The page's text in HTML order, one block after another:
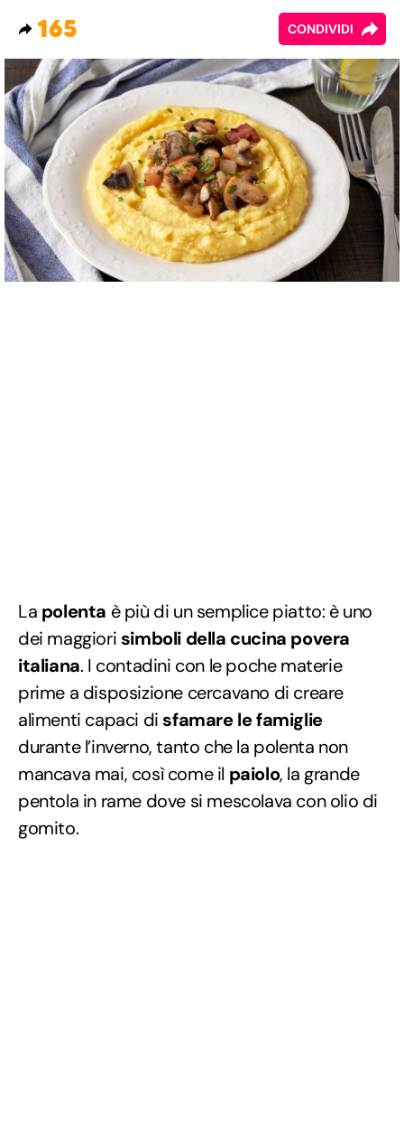
165 CONDIVIDI
La polenta è più di un semplice piatto: è uno
dei maggiori simboli della cucina povera
italiana. I contadini con le poche materie
prime a disposizione cercavano di creare
alimenti capaci di sfamare le famiglie
durante l’inverno, tanto che la polenta non
mancava mai, così come il paiolo, la grande
pentola in rame dove si mescolava con olio di
gomito.